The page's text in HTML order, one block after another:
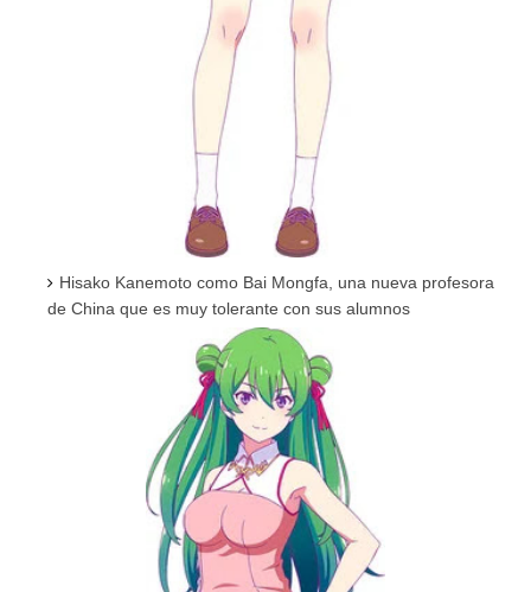
Hisako Kanemoto como Bai Mongfa, una nueva profesora
de China que es muy tolerante con sus alumnos